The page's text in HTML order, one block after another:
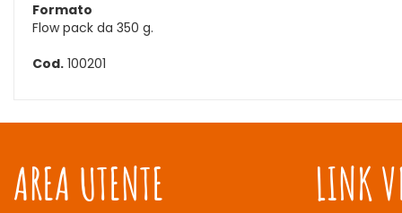
Formato
Flow pack da 350 g.
Cod. 100201
AREA UTENTE LINK